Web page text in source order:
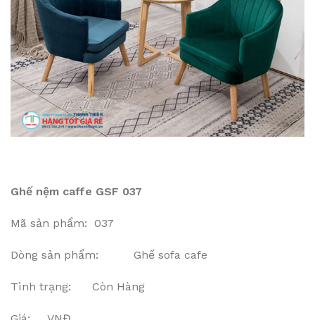
Ghế nệm caffe GSF 037
Mã sản phẩm: 037
Dòng sản phẩm: Ghế sofa cafe
Tình trạng: Còn Hàng